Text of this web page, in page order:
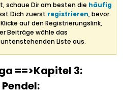
schaue Dir am besten die häufig
Dich zuerst registrieren, bevor
auf den Registrierungslink,
Beiträge wähle das
Liste aus.
==>Kapitel 3: